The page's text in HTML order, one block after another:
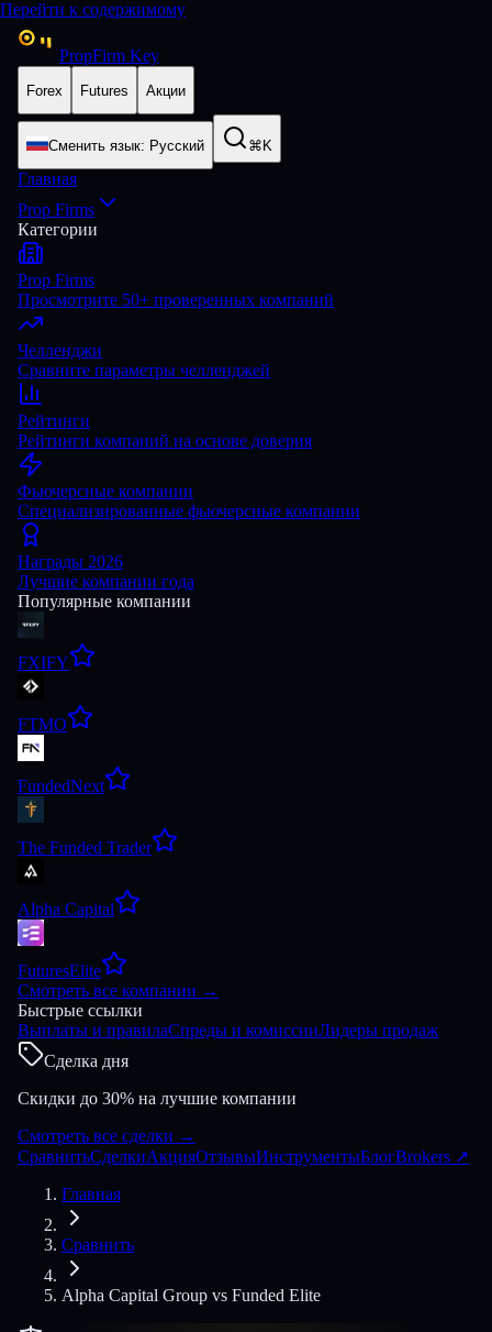
Перейти к содержимому
PropFirm Key
Forex Futures Акции
Сменить язык: Русский ⌘K
Главная
Prop Firms
Категории
Prop Firms
Просмотрите 50+ проверенных компаний
Челленджи
Сравните параметры челленджей
Рейтинги
Рейтинги компаний на основе доверия
Фьючерсные компании
Специализированные фьючерсные компании
Награды 2026
Лучшие компании года
Популярные компании
FXIFY
FTMO
FundedNext
The Funded Trader
Alpha Capital
FuturesElite
Смотреть все компании →
Быстрые ссылки
Выплаты и правилаСпреды и комиссииЛидеры продаж
Сделка дня
Скидки до 30% на лучшие компании
Смотреть все сделки →
СравнитьСделкиАкцияОтзывыИнструментыБлогBrokers ↗
Главная
Сравнить
Alpha Capital Group vs Funded Elite